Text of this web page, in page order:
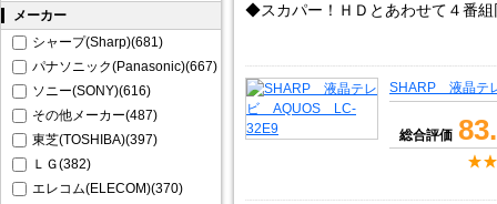
メーカー
シャープ(Sharp)(681)
パナソニック(Panasonic)(667)
ソニー(SONY)(616)
その他メーカー(487)
東芝(TOSHIBA)(397)
ＬＧ(382)
エレコム(ELECOM)(370)
◆スカパー！ＨＤとあわせて４番組
SHARP 液晶テ
総合評価